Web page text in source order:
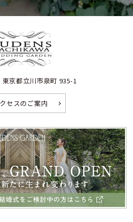
京都立川市泉町 935-1
セスのご案内